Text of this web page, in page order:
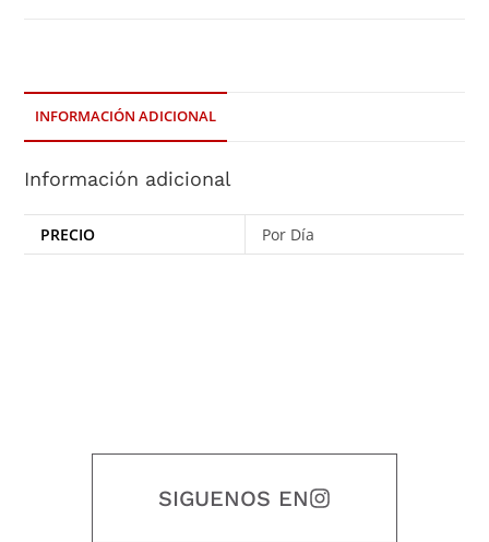
INFORMACIÓN ADICIONAL
Información adicional
PRECIO Por Día
SIGUENOS EN